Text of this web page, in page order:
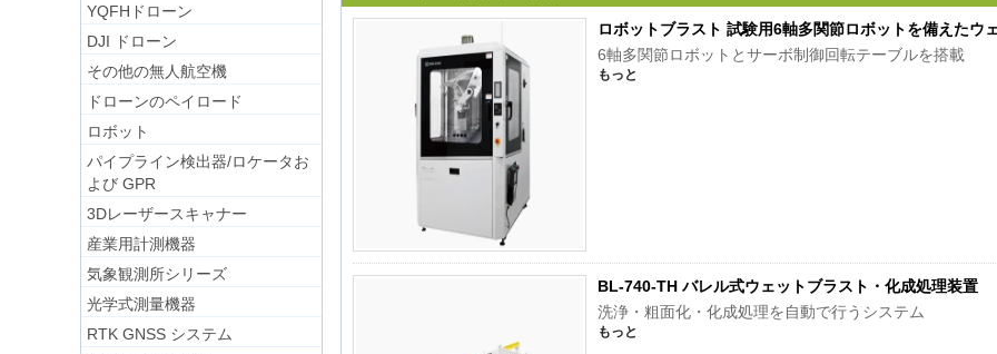
YQFHドローン
DJI ドローン
その他の無人航空機
ドローンのペイロード
ロボット
パイプライン検出器/ロケータお
よび GPR
3Dレーザースキャナー
産業用計測機器
気象観測所シリーズ
光学式測量機器
RTK GNSS システム
ロボットブラスト 試験用6軸多関節ロボットを備えたウ
6軸多関節ロボットとサーボ制御回転テーブルを搭載
もっと
BL-740-TH バレル式ウェットブラスト・化成処理装置
洗浄・粗面化・化成処理を自動で行うシステム
もっと